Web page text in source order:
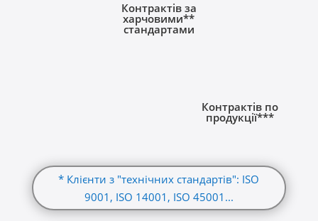
Контрактів за
харчовими**
стандартами
Контрактів по
продукції***
* Клієнти з "технічних стандартів": ISO
9001, ISO 14001, ISO 45001...